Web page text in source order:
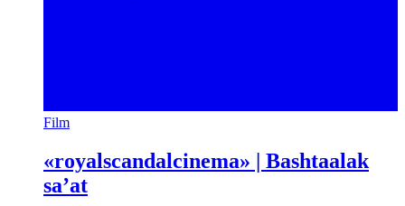
Film
«royalscandalcinema» | Bashtaalak
sa’at